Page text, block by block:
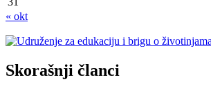
« okt
Skorašnji članci